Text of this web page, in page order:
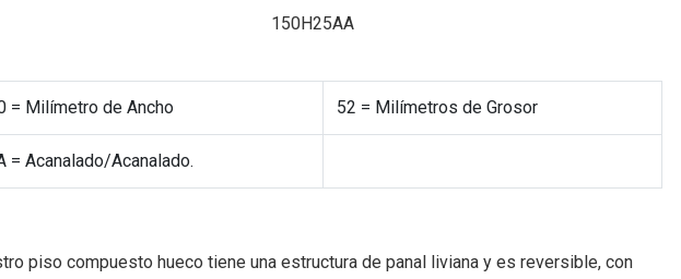
150H25AA
= Milímetro de Ancho 52 = Milímetros de Grosor
= Acanalado/Acanalado.
piso compuesto hueco tiene una estructura de panal liviana y es reversible, con